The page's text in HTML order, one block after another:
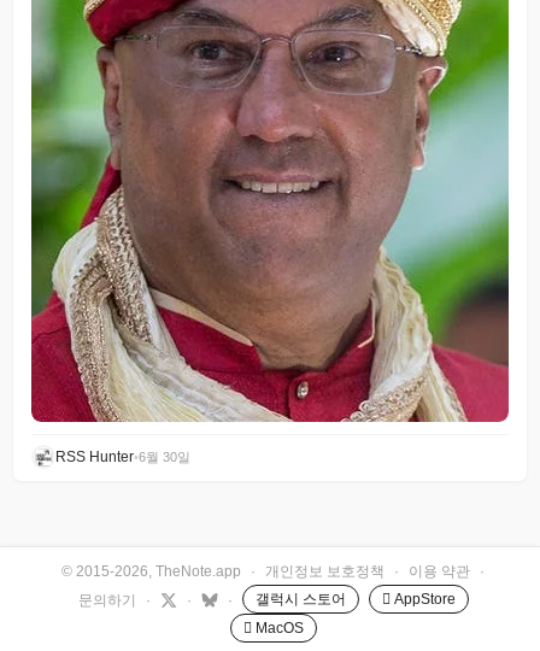
RSS Hunter•6월 30일
© 2015-2026, TheNote.app · 개인정보 보호정책 · 이용 약관
·
문의하기
· · · 갤럭시 스토어
 AppStore
 MacOS